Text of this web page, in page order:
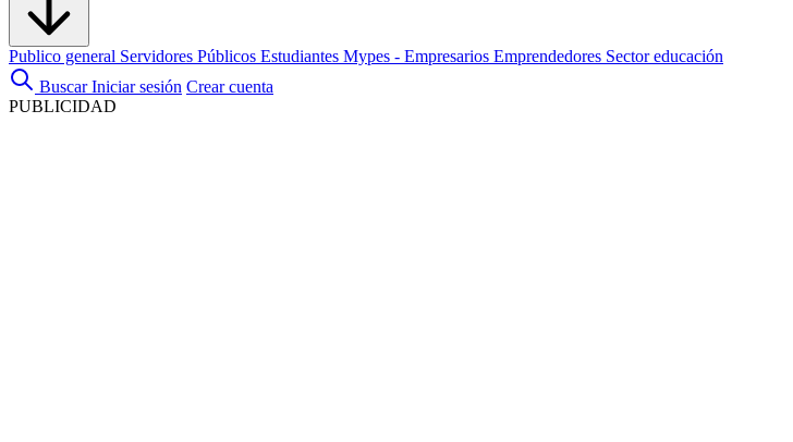
Publico general Servidores Públicos Estudiantes Mypes - Empresarios Emprendedores Sector educación
Buscar Iniciar sesión Crear cuenta
PUBLICIDAD